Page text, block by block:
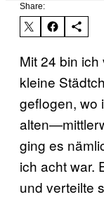
Share:
Mit 24 bin
kleine
geflogen, wo
ging es
ich acht war.
und verteilte